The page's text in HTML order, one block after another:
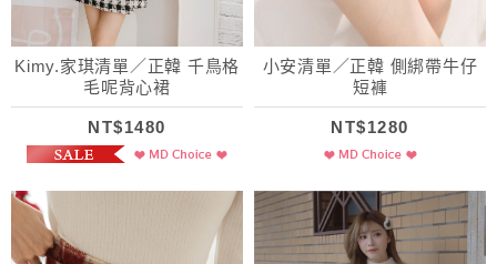
Kimy.家琪清單／正韓 千鳥格
毛呢背心裙
NT$1480
小安清單／正韓 側綁帶牛仔
短褲
NT$1280